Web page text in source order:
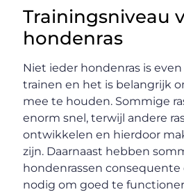
Trainingsniveau
hondenras
Niet ieder hondenras is
trainen en het is belangrijk
mee te houden. Sommige
enorm snel, terwijl andere
ontwikkelen en hierdoor
zijn. Daarnaast hebben
hondenrassen
nodig om goed te